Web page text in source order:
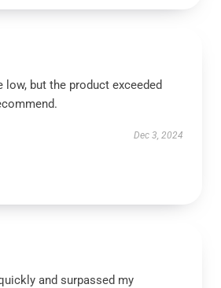
low, but the product exceeded
Dec 3, 2024
and surpassed my